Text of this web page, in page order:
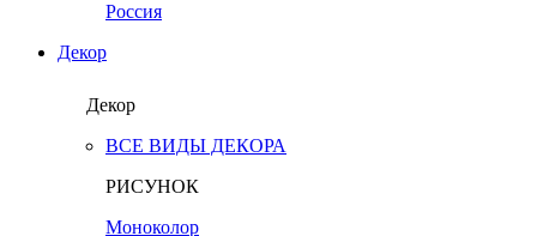
Россия
Декор
Декор
ВСЕ ВИДЫ ДЕКОРА
РИСУНОК
Моноколор